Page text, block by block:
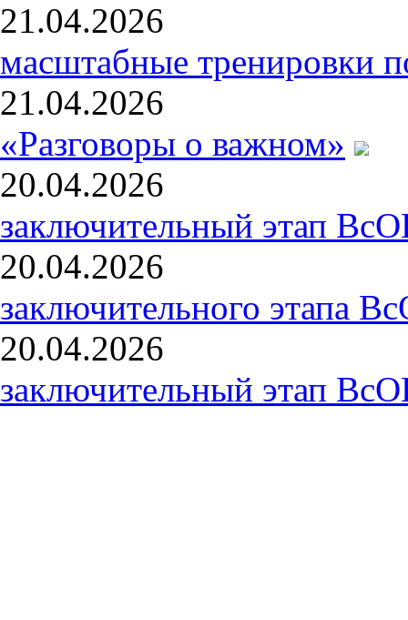
21.04.2026
масштабные тренировки
21.04.2026
«Разговоры о важном»
20.04.2026
заключительный этап
20.04.2026
заключительного этапа
20.04.2026
заключительный этап